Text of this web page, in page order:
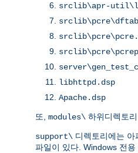
srclib\apr-
libhttpd.dsp
Apache.dsp
또, modules\ 하위디렉토
support\ 디렉토리에는
파일이 있다. Windows 전